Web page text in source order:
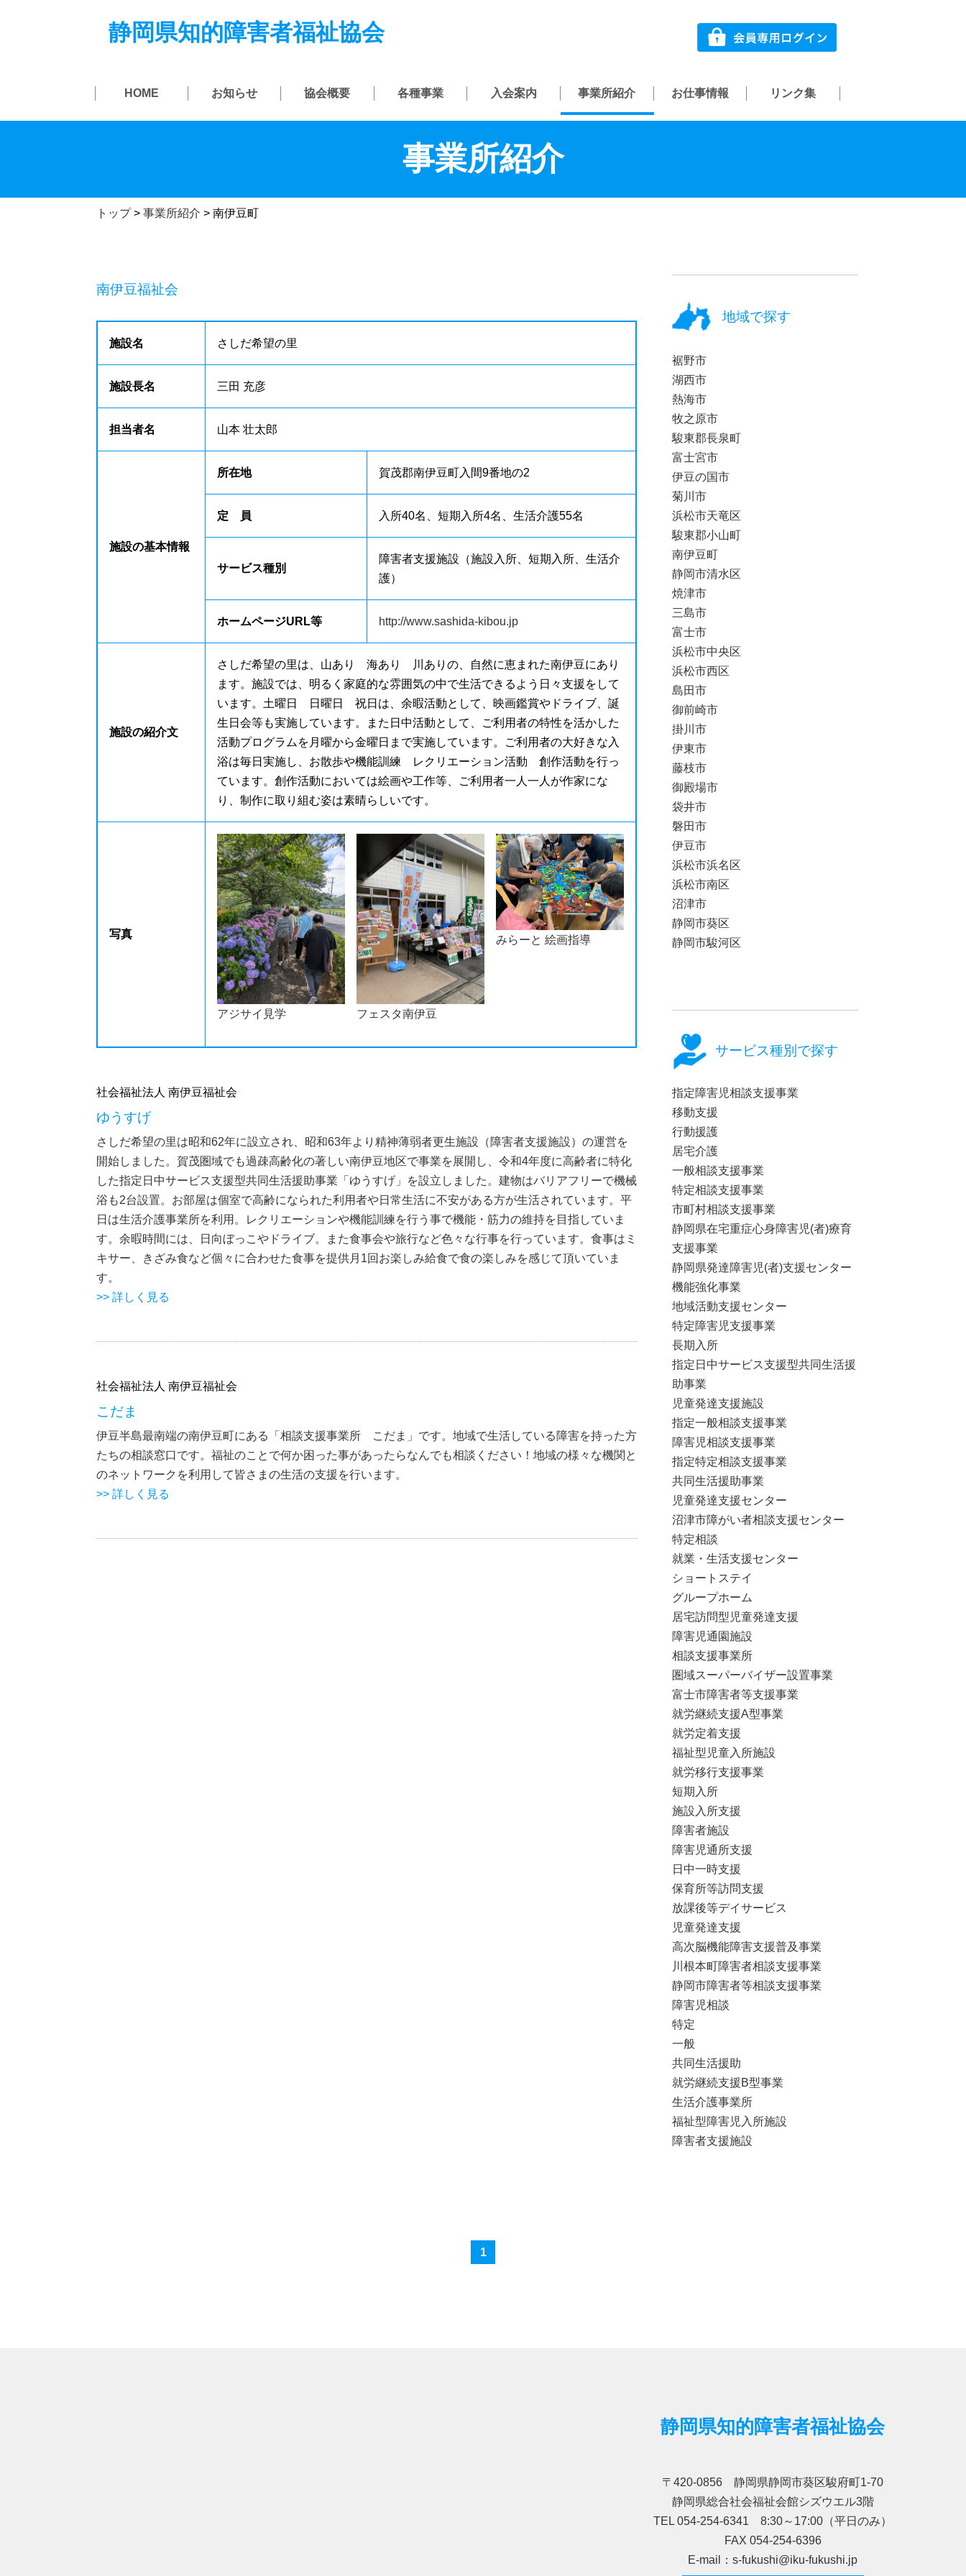
静岡県知的障害者福祉協会
HOME お知らせ 協会概要 各種事業 入会案内 事業所紹介 お仕事情報 リンク集
事業所紹介
トップ>事業所紹介 >南伊豆町
南伊豆福祉会
施設名 さしだ希望の里
施設長名 三田 充彦
担当者名 山本 壮太郎
施設の基本情報
所在地 賀茂郡南伊豆町入間9番地の2
定 員 入所40名、短期入所4名、生活介護55名
サービス種別
障害者支援施設（施設入所、短期入所、生活介
護）
ホームページURL等 http://www.sashida-kibou.jp
施設の紹介文
さしだ希望の里は、山あり 海あり 川ありの、自然に恵まれた南伊豆にあり
ます。施設では、明るく家庭的な雰囲気の中で生活できるよう日々支援をして
います。土曜日 日曜日 祝日は、余暇活動として、映画鑑賞やドライブ、誕
生日会等も実施しています。また日中活動として、ご利用者の特性を活かした
活動プログラムを月曜から金曜日まで実施しています。ご利用者の大好きな入
浴は毎日実施し、お散歩や機能訓練 レクリエーション活動 創作活動を行っ
ています。創作活動においては絵画や工作等、ご利用者一人一人が作家にな
り、制作に取り組む姿は素晴らしいです。
写真
アジサイ見学 フェスタ南伊豆
みらーと 絵画指導
社会福祉法人 南伊豆福祉会
ゆうすげ
さしだ希望の里は昭和62年に設立され、昭和63年より精神薄弱者更生施設（障害者支援施設）の運営を
開始しました。賀茂圏域でも過疎高齢化の著しい南伊豆地区で事業を展開し、令和4年度に高齢者に特化
した指定日中サービス支援型共同生活援助事業「ゆうすげ」を設立しました。建物はバリアフリーで機械
浴も2台設置。お部屋は個室で高齢になられた利用者や日常生活に不安がある方が生活されています。平
日は生活介護事業所を利用。レクリエーションや機能訓練を行う事で機能・筋力の維持を目指していま
す。余暇時間には、日向ぼっこやドライブ。また食事会や旅行など色々な行事を行っています。食事はミ
キサー、きざみ食など個々に合わせた食事を提供月1回お楽しみ給食で食の楽しみを感じて頂いていま
す。
>> 詳しく見る
社会福祉法人 南伊豆福祉会
こだま
伊豆半島最南端の南伊豆町にある「相談支援事業所 こだま」です。地域で生活している障害を持った方
たちの相談窓口です。福祉のことで何か困った事があったらなんでも相談ください！地域の様々な機関と
のネットワークを利用して皆さまの生活の支援を行います。
>> 詳しく見る
地域で探す
裾野市
湖西市
熱海市
牧之原市
駿東郡長泉町
富士宮市
伊豆の国市
菊川市
浜松市天竜区
駿東郡小山町
南伊豆町
静岡市清水区
焼津市
三島市
富士市
浜松市中央区
浜松市西区
島田市
御前崎市
掛川市
伊東市
藤枝市
御殿場市
袋井市
磐田市
伊豆市
浜松市浜名区
浜松市南区
沼津市
静岡市葵区
静岡市駿河区
サービス種別で探す
指定障害児相談支援事業
移動支援
行動援護
居宅介護
一般相談支援事業
特定相談支援事業
市町村相談支援事業
静岡県在宅重症心身障害児(者)療育
支援事業
静岡県発達障害児(者)支援センター
機能強化事業
地域活動支援センター
特定障害児支援事業
長期入所
指定日中サービス支援型共同生活援
助事業
児童発達支援施設
指定一般相談支援事業
障害児相談支援事業
指定特定相談支援事業
共同生活援助事業
児童発達支援センター
沼津市障がい者相談支援センター
特定相談
就業・生活支援センター
ショートステイ
グループホーム
居宅訪問型児童発達支援
障害児通園施設
相談支援事業所
圏域スーパーバイザー設置事業
富士市障害者等支援事業
就労継続支援A型事業
就労定着支援
福祉型児童入所施設
就労移行支援事業
短期入所
施設入所支援
障害者施設
障害児通所支援
日中一時支援
保育所等訪問支援
放課後等デイサービス
児童発達支援
高次脳機能障害支援普及事業
川根本町障害者相談支援事業
静岡市障害者等相談支援事業
障害児相談
特定
一般
共同生活援助
就労継続支援B型事業
生活介護事業所
福祉型障害児入所施設
障害者支援施設
1
静岡県知的障害者福祉協会
〒420-0856 静岡県静岡市葵区駿府町1-70
静岡県総合社会福祉会館シズウエル3階
TEL 054-254-6341 8:30～17:00（平日のみ）
FAX 054-254-6396
E-mail：s-fukushi@iku-fukushi.jp